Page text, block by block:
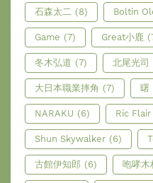
石森太二 (8) Boltin
Game (7) Great小鹿
冬木弘道 (7) 北尾光司
大日本職業摔角 (7) 曙
NARAKU (6) Ric Flair
Shun Skywalker (6)
古館伊知郎 (6) 咆哮木